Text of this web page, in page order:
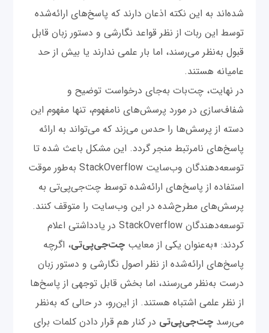
شده‌اند به این نکته اذعان دارند که پاسخ‌های ارائه‌شده
توسط این ربات از نظر قواعد نگارشی و دستور زبان قابل
قبول به‌نظر می‌رسند، اما بار علمی ندارند یا بیش از حد
عامیانه هستند.
در نهایت، چت‌بات به‌جای درخواست توضیح و
شفاف‌سازی در مورد پرسش‌های نامفهوم، تنها مفهوم این
دسته از پرسش‌ها را حدس می‌زند که می‌تواند به ارائه
پاسخ‌های نامرتبط منجر گردد. این مشکل باعث شده تا
توسعه‌دهندگان وب‌سایت StackOverflow به‌طور موقت
استفاده از پاسخ‌های ارائه‌شده توسط چت‌‌جی‌پی‌تی به
پرسش‌های مطرح‌شده در این وب‌سایت را متوقف کنند.
توسعه‌دهندگان StackOverflow در یادداشتی اعلام
کردند: «به‌عنوان یکی از معایبچت‌‌جی‌پی‌تی، اگرچه
پاسخ‌های ارائه‌شده از نظر اصول نگارشی و دستور زبان
درست به‌نظر می‌رسند، اما بخش قابل توجهی از پاسخ‌ها
از نظر علمی اشتباه هستند. از این‌رو، در حالی که به‌نظر
می‌رسدچت‌‌جی‌پی‌تی در کنار هم قرار دادن کلمات برای